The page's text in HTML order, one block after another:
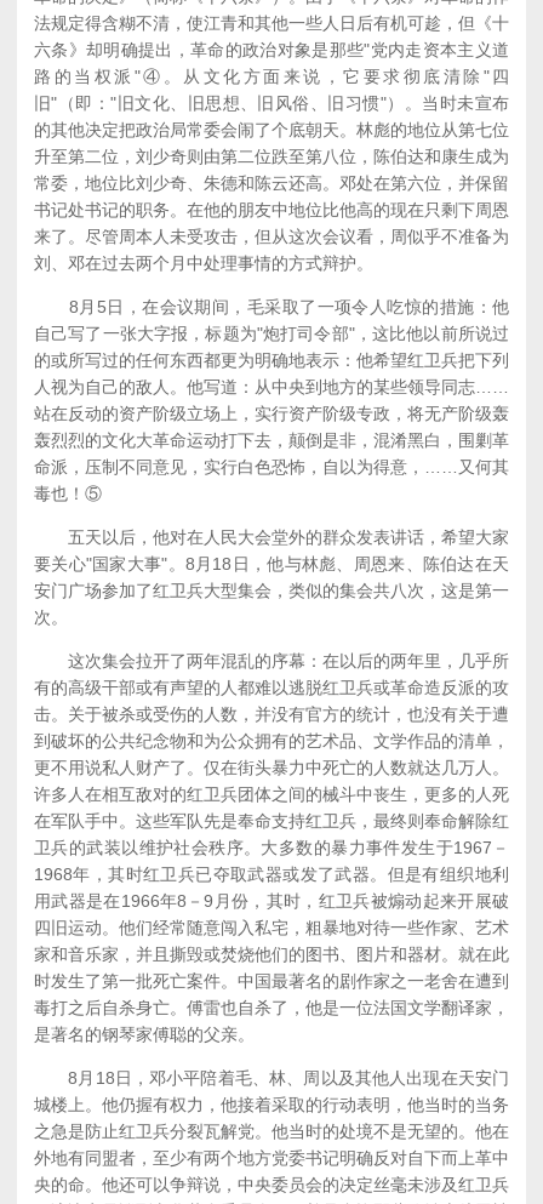
法规定得含糊不清，使江青和其他一些人日后有机可趁，但《十
六条》却明确提出，革命的政治对象是那些"党内走资本主义道
路的当权派"④。从文化方面来说，它要求彻底清除"四
旧"（即："旧文化、旧思想、旧风俗、旧习惯"）。当时未宣布
的其他决定把政治局常委会闹了个底朝天。林彪的地位从第七位
升至第二位，刘少奇则由第二位跌至第八位，陈伯达和康生成为
常委，地位比刘少奇、朱德和陈云还高。邓处在第六位，并保留
书记处书记的职务。在他的朋友中地位比他高的现在只剩下周恩
来了。尽管周本人未受攻击，但从这次会议看，周似乎不准备为
刘、邓在过去两个月中处理事情的方式辩护。
8月5日，在会议期间，毛采取了一项令人吃惊的措施：他
自己写了一张大字报，标题为"炮打司令部"，这比他以前所说过
的或所写过的任何东西都更为明确地表示：他希望红卫兵把下列
人视为自己的敌人。他写道：从中央到地方的某些领导同志……
站在反动的资产阶级立场上，实行资产阶级专政，将无产阶级轰
轰烈烈的文化大革命运动打下去，颠倒是非，混淆黑白，围剿革
命派，压制不同意见，实行白色恐怖，自以为得意，……又何其
毒也！⑤
五天以后，他对在人民大会堂外的群众发表讲话，希望大家
要关心"国家大事"。8月18日，他与林彪、周恩来、陈伯达在天
安门广场参加了红卫兵大型集会，类似的集会共八次，这是第一
次。
这次集会拉开了两年混乱的序幕：在以后的两年里，几乎所
有的高级干部或有声望的人都难以逃脱红卫兵或革命造反派的攻
击。关于被杀或受伤的人数，并没有官方的统计，也没有关于遭
到破坏的公共纪念物和为公众拥有的艺术品、文学作品的清单，
更不用说私人财产了。仅在街头暴力中死亡的人数就达几万人。
许多人在相互敌对的红卫兵团体之间的械斗中丧生，更多的人死
在军队手中。这些军队先是奉命支持红卫兵，最终则奉命解除红
卫兵的武装以维护社会秩序。大多数的暴力事件发生于1967－
1968年，其时红卫兵已夺取武器或发了武器。但是有组织地利
用武器是在1966年8－9月份，其时，红卫兵被煽动起来开展破
四旧运动。他们经常随意闯入私宅，粗暴地对待一些作家、艺术
家和音乐家，并且撕毁或焚烧他们的图书、图片和器材。就在此
时发生了第一批死亡案件。中国最著名的剧作家之一老舍在遭到
毒打之后自杀身亡。傅雷也自杀了，他是一位法国文学翻译家，
是著名的钢琴家傅聪的父亲。
8月18日，邓小平陪着毛、林、周以及其他人出现在天安门
城楼上。他仍握有权力，他接着采取的行动表明，他当时的当务
之急是防止红卫兵分裂瓦解党。他当时的处境不是无望的。他在
外地有同盟者，至少有两个地方党委书记明确反对自下而上革中
央的命。他还可以争辩说，中央委员会的决定丝毫未涉及红卫兵